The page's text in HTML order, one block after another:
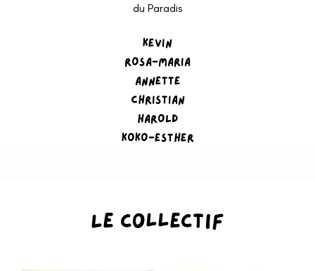
du Paradis
KEVIN
ROSA-MARIA
ANNETTE
CHRISTIAN
HAROLD
KOKO-ESTHER
Le collectif